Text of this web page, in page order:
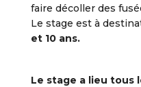
faire décoller des
Le stage est à
et 10 ans.
Le stage a lieu tous